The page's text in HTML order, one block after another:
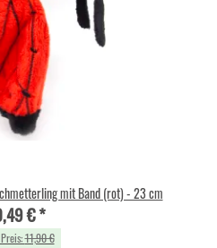
mit Band (rot) - 23 cm
€*
11,90 €